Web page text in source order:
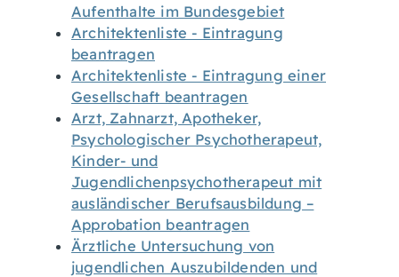
Aufenthalte im Bundesgebiet
Architektenliste - Eintragung
beantragen
Architektenliste - Eintragung einer
Gesellschaft beantragen
Arzt, Zahnarzt, Apotheker,
Psychologischer Psychotherapeut,
Kinder- und
Jugendlichenpsychotherapeut mit
ausländischer Berufsausbildung –
Approbation beantragen
Ärztliche Untersuchung von
jugendlichen Auszubildenden und